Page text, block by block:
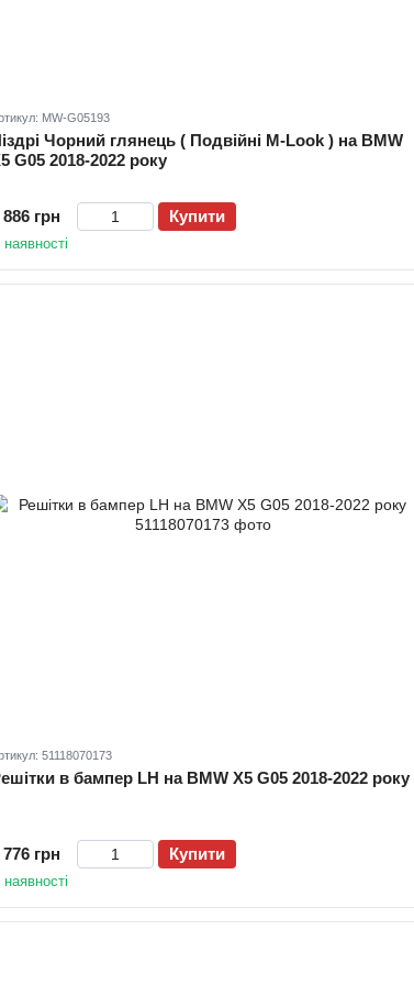
MW-G05193
Чорний глянець ( Подвійні M-Look ) на BMW
G05 2018-2022 року
886 грн Купити
наявності
51118070173
в бампер LH на BMW X5 G05 2018-2022 року
776 грн Купити
наявності